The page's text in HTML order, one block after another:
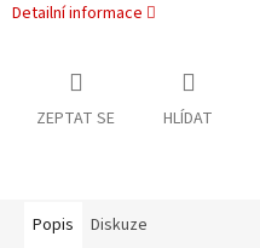
Detailní informace
ZEPTAT SE HLÍDAT
Popis Diskuze